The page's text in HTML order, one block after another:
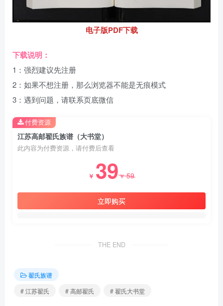
电子版PDF下载
下载说明：
1：强烈建议先注册
2：如果不想注册，那么浏览器不能是无痕模式
3：遇到问题，请联系页底微信
江苏高邮翟氏族谱（大书堂）
此内容为付费资源，请付费后查看
￥ 39￥59
立即购买
付费资源
THE END
翟氏族谱
# 江苏翟氏
# 高邮翟氏 # 翟氏大书堂